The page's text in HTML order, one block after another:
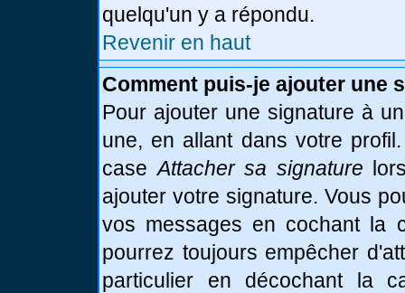
quelqu'un y a répondu.
Revenir en haut
Comment puis-je ajouter une
Pour ajouter une signature à
une, en allant dans votre
caseAttacher sa signature
ajouter votre signature. Vous
vos messages en cochant la
pourrez toujours empêcher
particulier en décochant la